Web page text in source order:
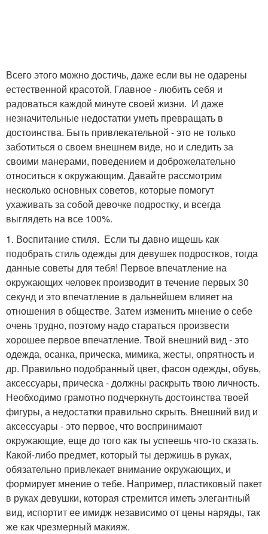
Всего этого можно достичь, даже если вы не одарены
естественной красотой. Главное - любить себя и
радоваться каждой минуте своей жизни. И даже
незначительные недостатки уметь превращать в
достоинства. Быть привлекательной - это не только
заботиться о своем внешнем виде, но и следить за
своими манерами, поведением и доброжелательно
относиться к окружающим. Давайте рассмотрим
несколько основных советов, которые помогут
ухаживать за собой девочке подростку, и всегда
выглядеть на все 100%.
1. Воспитание стиля. Если ты давно ищешь как
подобрать стиль одежды для девушек подростков, тогда
данные советы для тебя! Первое впечатление на
окружающих человек производит в течение первых 30
секунд и это впечатление в дальнейшем влияет на
отношения в обществе. Затем изменить мнение о себе
очень трудно, поэтому надо стараться произвести
хорошее первое впечатление. Твой внешний вид - это
одежда, осанка, прическа, мимика, жесты, опрятность и
др. Правильно подобранный цвет, фасон одежды, обувь,
аксессуары, прическа - должны раскрыть твою личность.
Необходимо грамотно подчеркнуть достоинства твоей
фигуры, а недостатки правильно скрыть. Внешний вид и
аксессуары - это первое, что воспринимают
окружающие, еще до того как ты успеешь что-то сказать.
Какой-либо предмет, который ты держишь в руках,
обязательно привлекает внимание окружающих, и
формирует мнение о тебе. Например, пластиковый пакет
в руках девушки, которая стремится иметь элегантный
вид, испортит ее имидж независимо от цены наряды, так
же как чрезмерный макияж.